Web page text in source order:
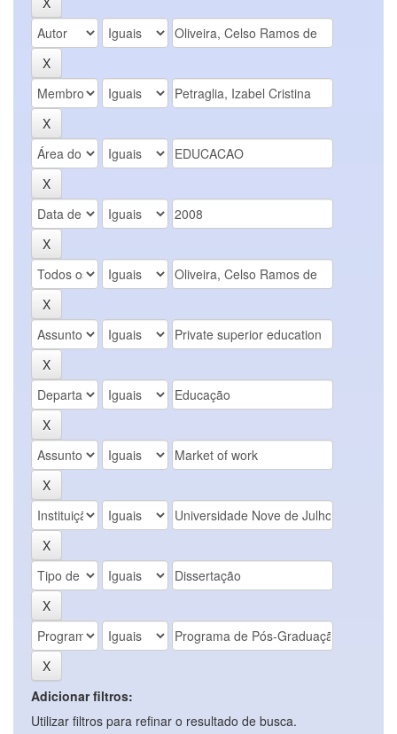
Adicionar filtros:
Utilizar filtros para refinar o resultado de busca.